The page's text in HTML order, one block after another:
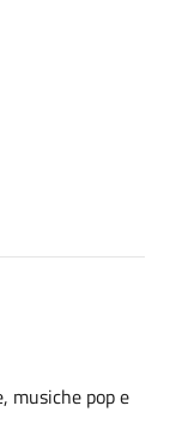
musiche pop e